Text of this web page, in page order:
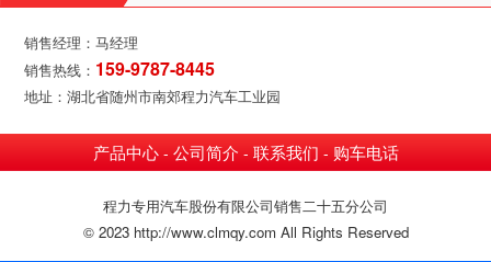
销售经理：马经理
销售热线： 159-9787-8445
地址：湖北省随州市南郊程力汽车工业园
产品中心- 公司简介 - 联系我们 - 购车电话
程力专用汽车股份有限公司销售二十五分公司
© 2023 http://www.clmqy.com All Rights Reserved